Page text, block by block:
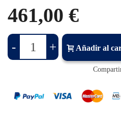
461,00 €
- + Añadir al